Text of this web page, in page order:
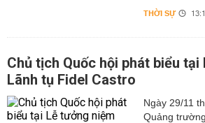
THỜI SỰ
Chủ tịch Quốc hội phát biểu
Lãnh tụ Fidel Castro
Ngày 29/11
Quảng